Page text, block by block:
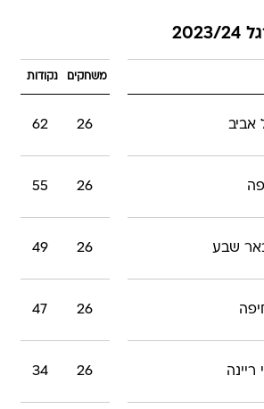
24
משחקים נקודות
אביב 26
62
26
55
שבע 26
49
26
47
ריינה 26
34